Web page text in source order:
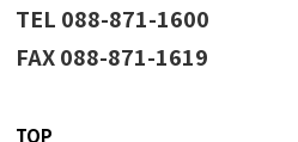
TEL 088-871-1600
FAX 088-871-1619
TOP